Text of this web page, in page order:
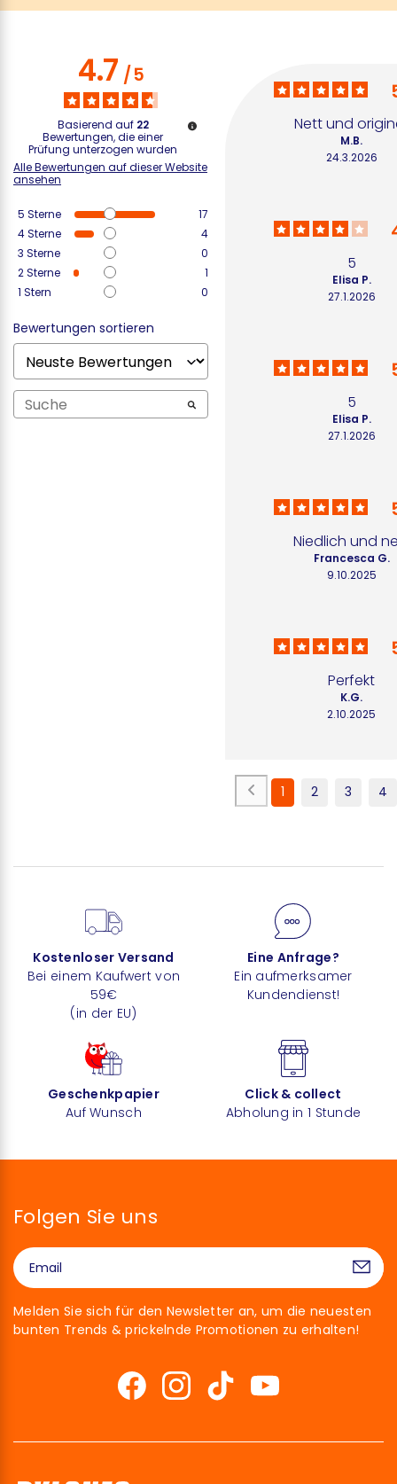
4.7/5
Basierend auf 22
Bewertungen, die einer
Prüfung unterzogen wurden
Alle Bewertungen auf dieser Website
ansehen
5 Sterne
17
4Sterne
4
3 Sterne
0
2Sterne
1
1 Stern 0
Bewertungen sortieren
Nett und
24.3.2026
M.B.
5
27.1.2026
Elisa P.
5
27.1.2026
Elisa P.
Niedlich und
9.10.2025
Francesca G.
Perfekt
2.10.2025
K.G.
1 2 3 4
Kostenloser Versand
Bei einem Kaufwert von
59€
(in der EU)
Eine Anfrage?
Ein aufmerksamer
Kundendienst!
Geschenkpapier
Auf Wunsch
Click & collect
Abholung in 1 Stunde
Folgen Sie uns
Melden Sie sich für den Newsletter an, um die neuesten
bunten Trends & prickelnde Promotionen zu erhalten!